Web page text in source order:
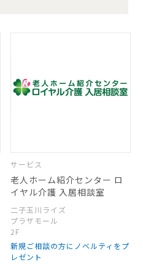
サービス
老人ホーム紹介センター ロ
イヤル介護 入居相談室
二子玉川ライズ
プラザモール
2F
新規ご相談の方にノベルティをプ
レゼント